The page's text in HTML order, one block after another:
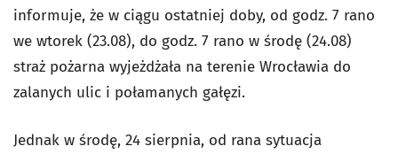
informuje, że w ciągu ostatniej doby, od godz. 7 rano
we wtorek (23.08), do godz. 7 rano w środę (24.08)
straż pożarna wyjeżdżała na terenie Wrocławia do
zalanych ulic i połamanych gałęzi.
Jednak w środę, 24 sierpnia, od rana sytuacja